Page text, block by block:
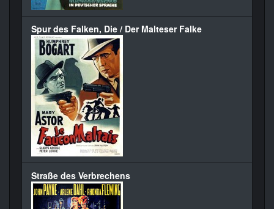
Spur des Falken, Die / Der Malteser Falke
Straße des Verbrechens